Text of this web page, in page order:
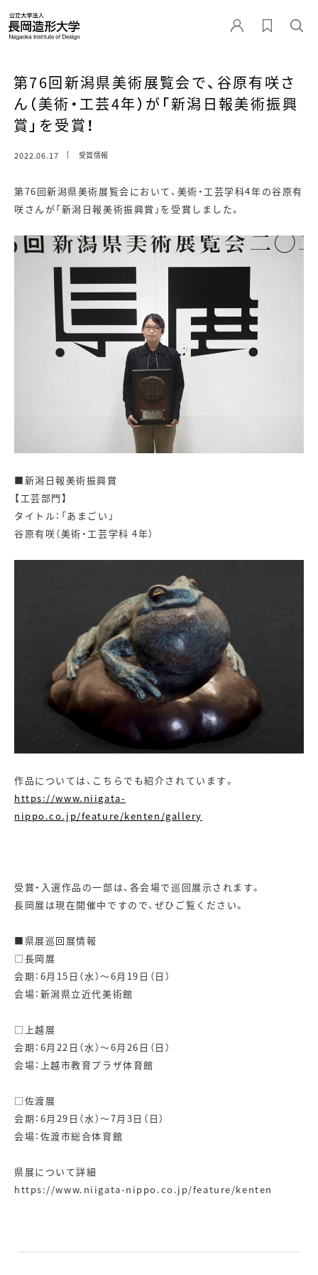
第76回新潟県美術展覧会で、谷原有咲さ
ん（美術・工芸4年）が「新潟日報美術振興
賞」を受賞！
2022.06.17 受賞情報
第76回新潟県美術展覧会において、美術・工芸学科4年の谷原有
咲さんが「新潟日報美術振興賞」を受賞しました。
■新潟日報美術振興賞
【工芸部門】
タイトル：「あまごい」
谷原有咲（美術・工芸学科 4年）
作品については、こちらでも紹介されています。
https://www.niigata-
nippo.co.jp/feature/kenten/gallery
受賞・入選作品の一部は、各会場で巡回展示されます。
長岡展は現在開催中ですので、ぜひご覧ください。
■県展巡回展情報
□長岡展
会期：6月15日（水）～6月19日（日）
会場：新潟県立近代美術館
□上越展
会期：6月22日（水）～6月26日（日）
会場：上越市教育プラザ体育館
□佐渡展
会期：6月29日（水）～7月3日（日）
会場：佐渡市総合体育館
県展について詳細
https://www.niigata-nippo.co.jp/feature/kenten